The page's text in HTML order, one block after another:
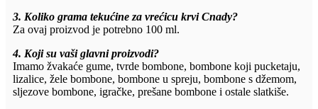
3. Koliko grama tekućine za vrećicu krvi Cnady?
Za ovaj proizvod je potrebno 100 ml.
4. Koji su vaši glavni proizvodi?
Imamo žvakaće gume, tvrde bombone, bombone koji pucketaju,
lizalice, žele bombone, bombone u spreju, bombone s džemom,
sljezove bombone, igračke, prešane bombone i ostale slatkiše.